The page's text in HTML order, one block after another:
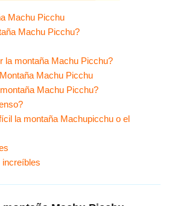
Machu Picchu
Machu Picchu?
la montaña Machu Picchu?
Machu Picchu
Machu Picchu?
la montaña Machupicchu o el